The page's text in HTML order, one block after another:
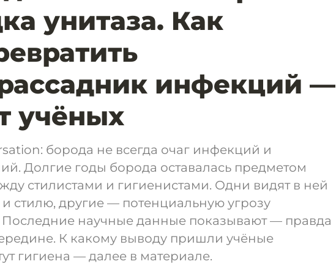
унитаза. Как
инфекций —
учёных
борода не всегда очаг инфекций и
Долгие годы борода оставалась предметом
стилистами и гигиенистами. Одни видят в ней
стилю, другие — потенциальную угрозу
научные данные показывают — правда
К какому выводу пришли учёные
гигиена — далее в материале.